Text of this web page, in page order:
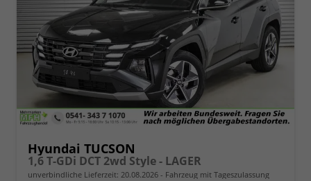
Hyundai TUCSON
1,6 T-GDi DCT 2wd Style - LAGER
unverbindliche Lieferzeit: 20.08.2026 Fahrzeug mit Tageszulassung